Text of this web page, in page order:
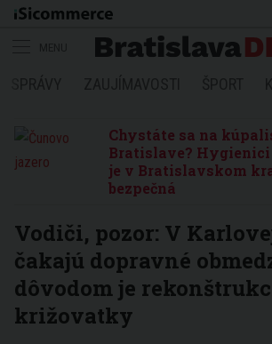
Chystáte sa na
Bratislave?
je v Bratislavskom
bezpečná
Vodiči, pozor: V
čakajú dopravné
dôvodom je
križovatky